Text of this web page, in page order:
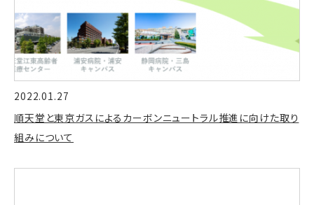
2022.01.27
順天堂と東京ガスによるカーボンニュートラル推進に向けた取り
組みについて